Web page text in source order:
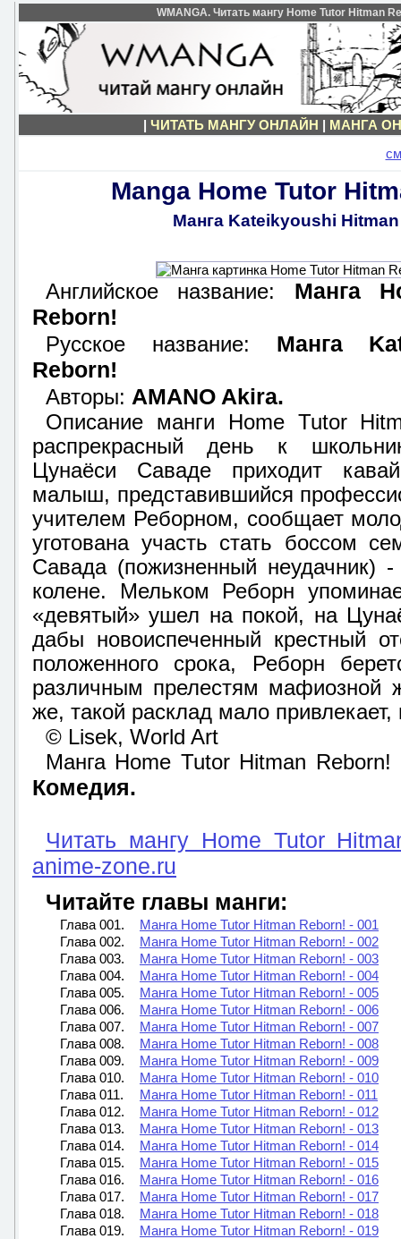
WMANGA. Читать мангу Home Tutor Hitman
| ЧИТАТЬ МАНГУ ОНЛАЙН | МАНГА
Manga Home Tutor
Манга Kateikyoushi
Английское название: Манга
Reborn!
Русское название: Манга
Reborn!
Авторы: AMANO Akira.
Описание манги Home Tutor
распрекрасный день к
Цунаёси Саваде приходит
малыш, представившийся
учителем Реборном, сообщает
уготована участь стать боссом
Савада (пожизненный неудачник)
колене. Мельком Реборн
«девятый» ушел на покой, на
дабы новоиспеченный крестный
положенного срока, Реборн
различным прелестям мафиозной
же, такой расклад мало привлекает,
© Lisek, World Art
Манга Home Tutor Hitman Reborn!
Комедия.
Читать мангу Home Tutor
anime-zone.ru
Читайте главы манги:
Глава 001.
Манга Home Tutor Hitman Reborn! - 001
Глава 002.
Манга Home Tutor Hitman Reborn! - 002
Глава 003.
Манга Home Tutor Hitman Reborn! - 003
Глава 004.
Манга Home Tutor Hitman Reborn! - 004
Глава 005.
Манга Home Tutor Hitman Reborn! - 005
Глава 006.
Манга Home Tutor Hitman Reborn! - 006
Глава 007.
Манга Home Tutor Hitman Reborn! - 007
Глава 008.
Манга Home Tutor Hitman Reborn! - 008
Глава 009.
Манга Home Tutor Hitman Reborn! - 009
Глава 010.
Манга Home Tutor Hitman Reborn! - 010
Глава 011.
Манга Home Tutor Hitman Reborn! - 011
Глава 012.
Манга Home Tutor Hitman Reborn! - 012
Глава 013.
Манга Home Tutor Hitman Reborn! - 013
Глава 014.
Манга Home Tutor Hitman Reborn! - 014
Глава 015.
Манга Home Tutor Hitman Reborn! - 015
Глава 016.
Манга Home Tutor Hitman Reborn! - 016
Глава 017.
Манга Home Tutor Hitman Reborn! - 017
Глава 018.
Манга Home Tutor Hitman Reborn! - 018
Глава 019.
Манга Home Tutor Hitman Reborn! - 019